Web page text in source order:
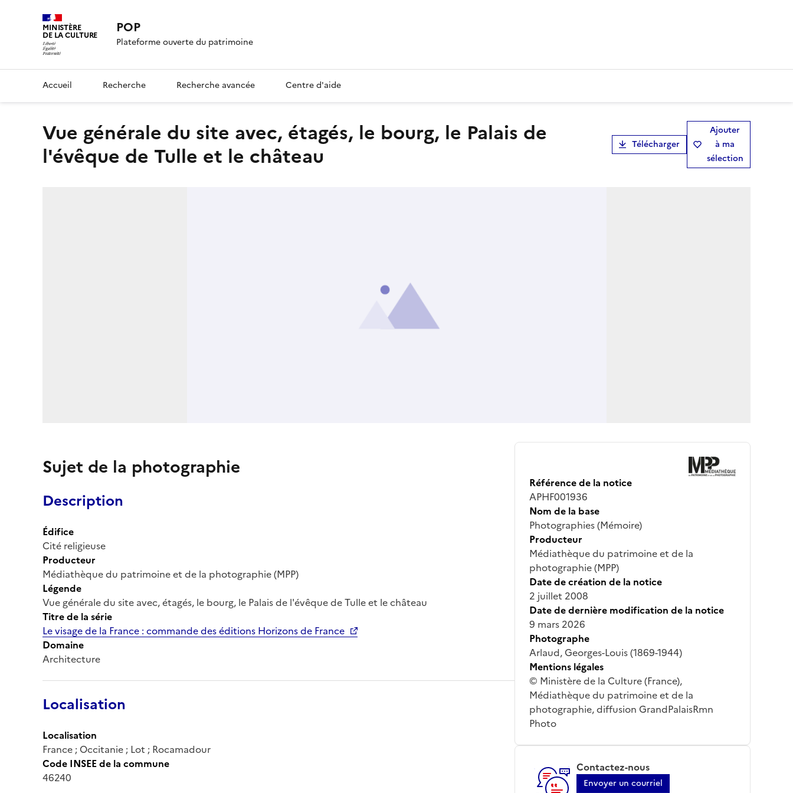
MINISTÈRE
DE LA CULTURE POP
Plateforme ouverte du patrimoine
Accueil Recherche Recherche avancée Centre d'aide
Vue générale du site avec, étagés, le bourg, le Palais de
l'évêque de Tulle et le château
Télécharger
Ajouter
à ma
sélection
Sujet de la photographie
Description
Édifice
Cité religieuse
Producteur
Médiathèque du patrimoine et de la photographie (MPP)
Légende
Vue générale du site avec, étagés, le bourg, le Palais de l'évêque de Tulle et le château
Titre de la série
Le visage de la France : commande des éditions Horizons de France
Domaine
Architecture
Localisation
Localisation
France ; Occitanie ; Lot ; Rocamadour
Code INSEE de la commune
46240
Référence de la notice
APHF001936
Nom de la base
Photographies (Mémoire)
Producteur
Médiathèque du patrimoine et de la
photographie (MPP)
Date de création de la notice
2 juillet 2008
Date de dernière modification de la notice
9 mars 2026
Photographe
Arlaud, Georges-Louis (1869-1944)
Mentions légales
© Ministère de la Culture (France),
Médiathèque du patrimoine et de la
photographie, diffusion GrandPalaisRmn
Photo
Contactez-nous
Envoyer un courriel